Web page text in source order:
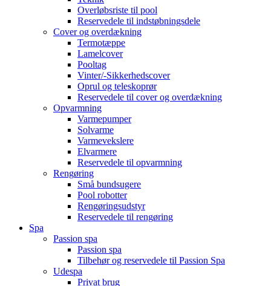
Overløbsriste til pool
Reservedele til indstøbningsdele
Cover og overdækning
Termotæppe
Lamelcover
Pooltag
Vinter/-Sikkerhedscover
Oprul og teleskoprør
Reservedele til cover og overdækning
Opvarmning
Varmepumper
Solvarme
Varmevekslere
Elvarmere
Reservedele til opvarmning
Rengøring
Små bundsugere
Pool robotter
Rengøringsudstyr
Reservedele til rengøring
Spa
Passion spa
Passion spa
Tilbehør og reservedele til Passion Spa
Udespa
Privat brug